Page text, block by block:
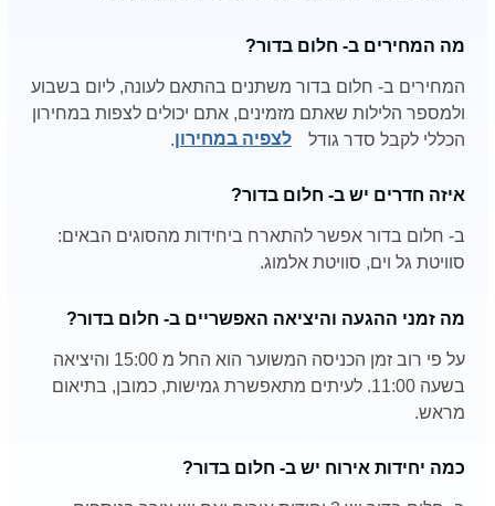
מה המחירים ב- חלום בדור?
המחירים ב- חלום בדור משתנים בהתאם לעונה, ליום בשבוע
ולמספר הלילות שאתם מזמינים, אתם יכולים לצפות במחירון
הכללי לקבל סדר גודל
לצפיה במחירון.
איזה חדרים יש ב- חלום בדור?
ב- חלום בדור אפשר להתארח ביחידות מהסוגים הבאים:
סוויטת גל וים, סוויטת אלמוג.
מה זמני ההגעה והיציאה האפשריים ב- חלום בדור?
על פי רוב זמן הכניסה המשוער הוא החל מ 15:00 והיציאה
בשעה 11:00. לעיתים מתאפשרת גמישות, כמובן, בתיאום
מראש.
כמה יחידות אירוח יש ב- חלום בדור?